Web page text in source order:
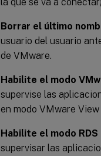
Borrar el último
usuario del usuario
de VMware.
Habilite el modo
supervise las
en modo VMware
Habilite el modo
supervisar las